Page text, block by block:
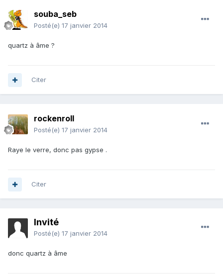
souba_seb
Posté(e) 17 janvier 2014
quartz à âme ?
Citer
rockenroll
Posté(e) 17 janvier 2014
Raye le verre, donc pas gypse .
Citer
Invité
Posté(e) 17 janvier 2014
donc quartz à âme